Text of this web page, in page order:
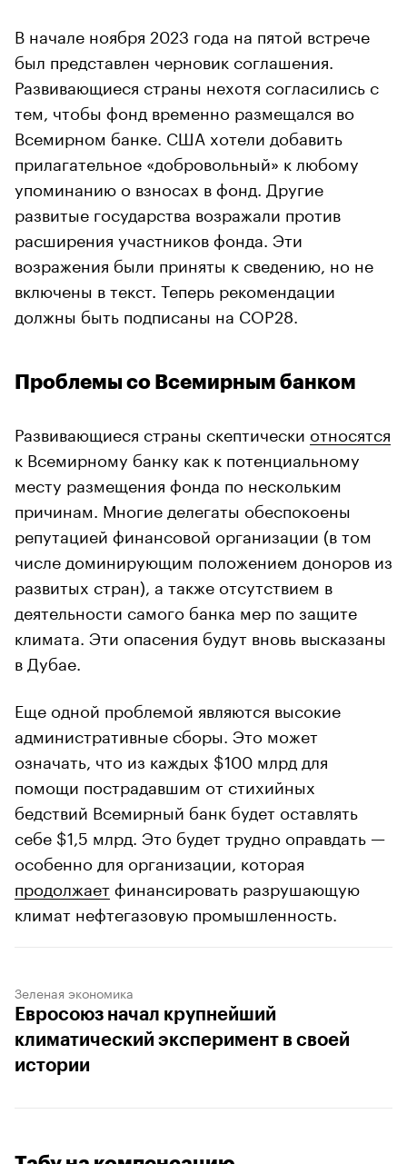
00:00 / 00:00
В начале ноября 2023 года на пятой встрече
был представлен черновик соглашения.
Развивающиеся страны нехотя согласились с
тем, чтобы фонд временно размещался во
Всемирном банке. США хотели добавить
прилагательное «добровольный» к любому
упоминанию о взносах в фонд. Другие
развитые государства возражали против
расширения участников фонда. Эти
возражения были приняты к сведению, но не
включены в текст. Теперь рекомендации
должны быть подписаны на COP28.
Проблемы со Всемирным банком
Развивающиеся страны скептически относятся
к Всемирному банку как к потенциальному
месту размещения фонда по нескольким
причинам. Многие делегаты обеспокоены
репутацией финансовой организации (в том
числе доминирующим положением доноров из
развитых стран), а также отсутствием в
деятельности самого банка мер по защите
климата. Эти опасения будут вновь высказаны
в Дубае.
Еще одной проблемой являются высокие
административные сборы. Это может
означать, что из каждых $100 млрд для
помощи пострадавшим от стихийных
бедствий Всемирный банк будет оставлять
себе $1,5 млрд. Это будет трудно оправдать —
особенно для организации, которая
продолжаетфинансировать разрушающую
климат нефтегазовую промышленность.
Зеленая экономика
Евросоюз начал крупнейший
климатический эксперимент в своей
истории